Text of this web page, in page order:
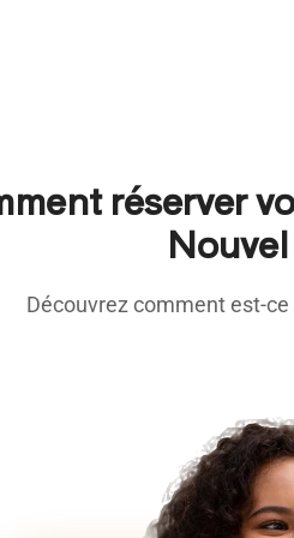
réserver
Découvrez comment est-